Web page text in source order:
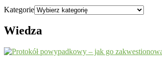
Kategorie
Wiedza